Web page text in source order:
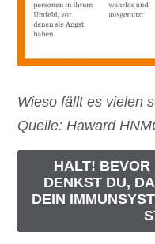
Wieso fällt es vielen
Quelle: Haward
HALT!
DENKST DU,
DEIN